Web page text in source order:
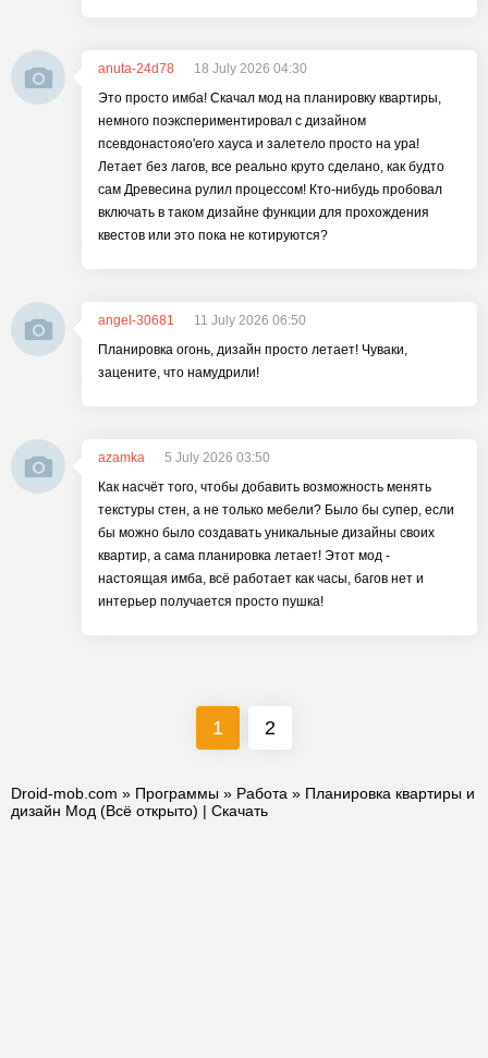
anuta-24d78
18 July 2026 04:30
Это просто имба! Скачал мод на планировку квартиры,
немного поэкспериментировал с дизайном
псевдонастояo'его хауса и залетело просто на ура!
Летает без лагов, все реально круто сделано, как будто
сам Древесина рулил процессом! Кто-нибудь пробовал
включать в таком дизайне функции для прохождения
квестов или это пока не котируются?
angel-30681
11 July 2026 06:50
Планировка огонь, дизайн просто летает! Чуваки,
зацените, что намудрили!
azamka
5 July 2026 03:50
Как насчёт того, чтобы добавить возможность менять
текстуры стен, а не только мебели? Было бы супер, если
бы можно было создавать уникальные дизайны своих
квартир, а сама планировка летает! Этот мод -
настоящая имба, всё работает как часы, багов нет и
интерьер получается просто пушка!
1 2
Droid-mob.com » Программы » Работа » Планировка квартиры и
дизайн Мод (Всё открыто) | Скачать